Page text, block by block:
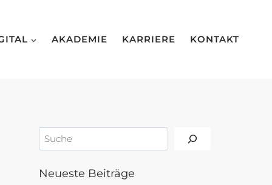
AKADEMIE KARRIERE KONTAKT
Suchen
Neueste Beiträge